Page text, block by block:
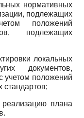
нормативных
подлежащих
положений
подлежащих
локальных
документов,
учетом положений
плана